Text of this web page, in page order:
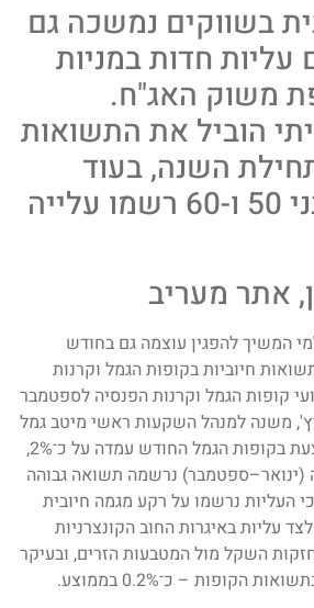
בשווקים נמשכה גם
חדות במניות
משוק האג"ח.
הוביל את התשואות
מתחילת השנה, בעוד
המסלולים לבני 50 ו-60 רשמו עלייה
אתר מעריב
המשיך להפגין עוצמה גם בחודש
ותרם לתשואות חיוביות בקופות הגמל וקרנות
קופות הגמל וקרנות הפנסיה לספטמבר
משנה למנהל השקעות ראשי מיטב גמל
ופנסיה, התשואה הממוצעת בקופות הגמל החודש עמדה על כ־2%,
נרשמה תשואה גבוהה
כי העליות נרשמו על רקע מגמה חיובית
עליות באיגרות החוב הקונצרניות
השקל מול המטבעות הזרים, ובעיקר
הקופות – כ־0.2% בממוצע.